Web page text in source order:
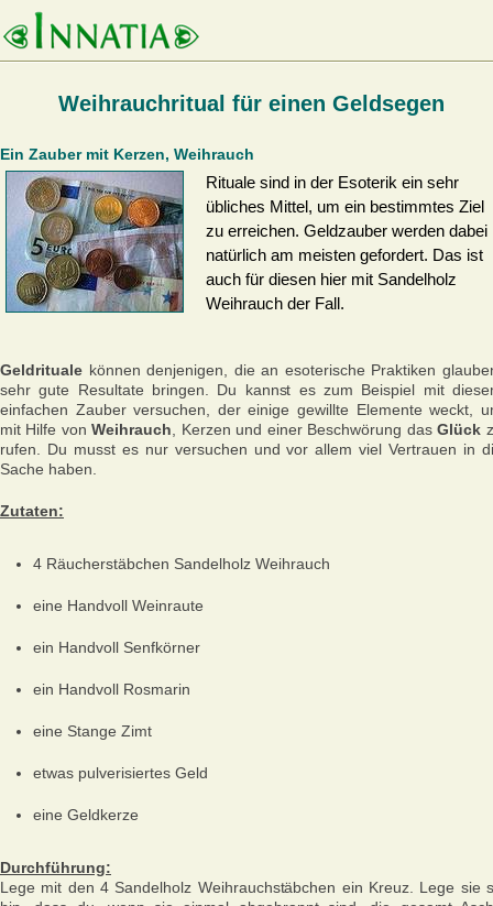
Weihrauchritual für einen Geldsegen
Ein Zauber mit Kerzen, Weihrauch
Rituale sind in der Esoterik ein sehr
übliches Mittel, um ein bestimmtes Ziel
zu erreichen. Geldzauber werden dabei
natürlich am meisten gefordert. Das ist
auch für diesen hier mit Sandelholz
Weihrauch der Fall.
Geldrituale können denjenigen, die an esoterische Praktiken
sehr gute Resultate bringen. Du kannst es zum Beispiel mit
einfachen Zauber versuchen, der einige gewillte Elemente weckt,
mit Hilfe vonWeihrauch , Kerzen und einer Beschwörung dasGlück
rufen. Du musst es nur versuchen und vor allem viel Vertrauen in
Sache haben.
Zutaten:
4 Räucherstäbchen Sandelholz Weihrauch
eine Handvoll Weinraute
ein Handvoll Senfkörner
ein Handvoll Rosmarin
eine Stange Zimt
etwas pulverisiertes Geld
eine Geldkerze
Durchführung:
Lege mit den 4 Sandelholz Weihrauchstäbchen ein Kreuz. Lege sie